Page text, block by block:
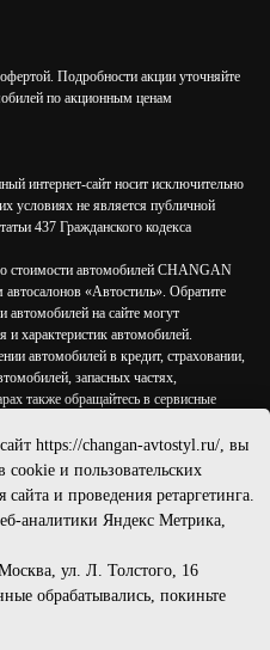
Подробности акции уточняйте
по акционным ценам
интернет-сайт носит исключительно
условиях не является публичной
437 Гражданского кодекса
стоимости автомобилей CHANGAN
«Автостиль». Обратите
автомобилей на сайте могут
и характеристик автомобилей.
автомобилей в кредит, страховании,
запасных частях,
также обращайтесь в сервисные
с целью повышения удобства и
https://changan-avtostyl.ru/, вы
cookie и пользовательских
и проведения ретаргетинга.
аналитики Яндекс Метрика,
ул. Л. Толстого, 16
обрабатывались, покиньте